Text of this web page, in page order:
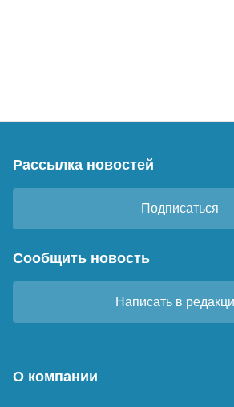
Рассылка новостей
Подписаться
Сообщить новость
Написать в
О компании